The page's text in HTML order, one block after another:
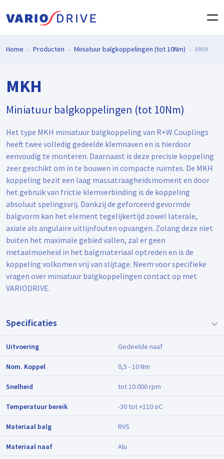
Home Producten Miniatuur balgkoppelingen (tot 10Nm) MKH
MKH
Miniatuur balgkoppelingen (tot 10Nm)
Het type MKH miniatuur balgkoppeling van R+W Couplings
heeft twee volledig gedeelde klemnaven en is hierdoor
eenvoudig te monteren. Daarnaast is deze precisie koppeling
zeer geschikt om in te bouwen in compacte ruimtes. De MKH
koppeling bezit een laag massatraagheidsmoment en door
het gebruik van frictie klemverbinding is de koppeling
absoluut spelingsvrij. Dankzij de geforceerd gevormde
balgvorm kan het element tegelijkertijd zowel laterale,
axiale als angulaire uitlijnfouten opvangen. Zolang deze niet
buiten het maximale gebied vallen, zal er geen
metaalmoeheid in het balgmateriaal optreden en is de
koppeling volkomen vrij van slijtage. Neem voor specifieke
vragen over miniatuur balgkoppelingen contact op met
VARIODRIVE.
Specificaties
Uitvoering Gedeelde naaf
Nom. Koppel 0,5 - 10 Nm
Snelheid tot 10.000 rpm
Temperatuur bereik -30 tot +110 oC
Materiaal balg RVS
Materiaal naaf Alu